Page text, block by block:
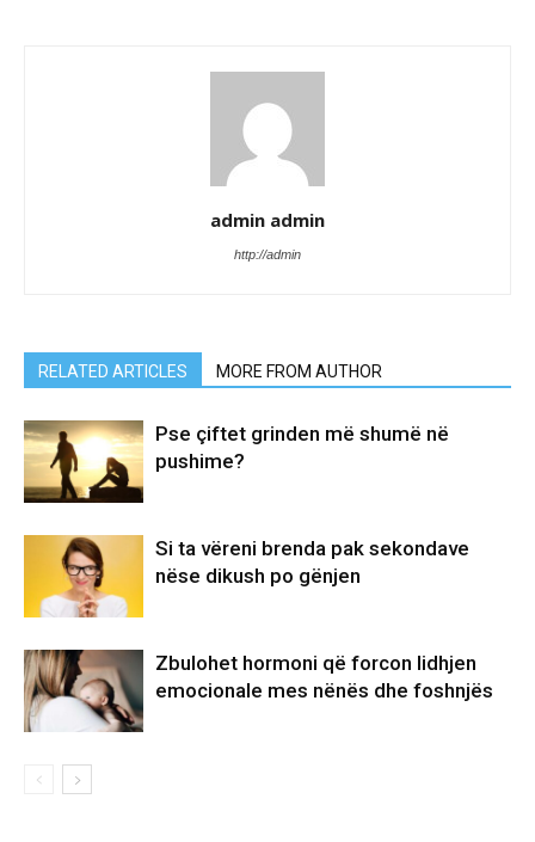
admin admin
http://admin
RELATED ARTICLES MORE FROM AUTHOR
Pse çiftet grinden më shumë në
pushime?
Si ta vëreni brenda pak sekondave
nëse dikush po gënjen
Zbulohet hormoni që forcon lidhjen
emocionale mes nënës dhe foshnjës